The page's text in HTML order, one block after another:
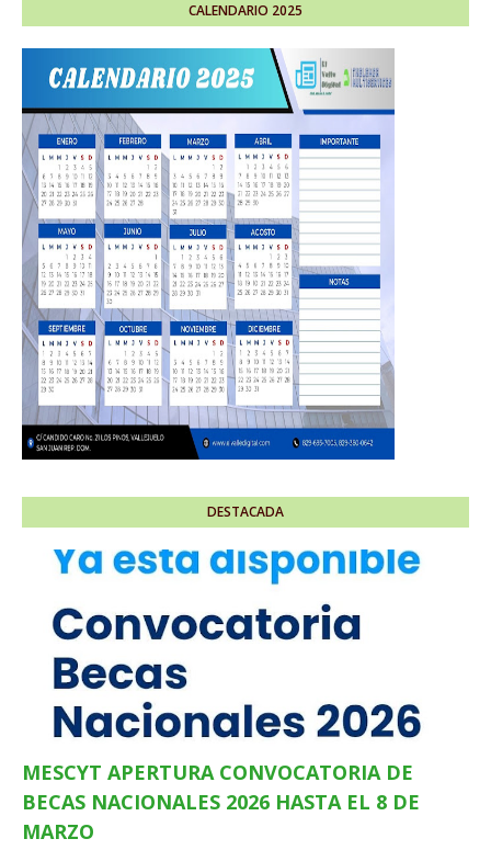
CALENDARIO 2025
DESTACADA
MESCYT APERTURA CONVOCATORIA DE
BECAS NACIONALES 2026 HASTA EL 8 DE
MARZO